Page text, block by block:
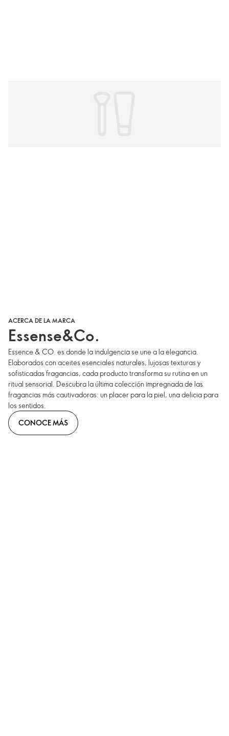
ACERCA DE LA MARCA
Essense&Co.
Essence & CO. es donde la indulgencia se une a la elegancia.
Elaborados con aceites esenciales naturales, lujosas texturas y
sofisticadas fragancias, cada producto transforma su rutina en un
ritual sensorial. Descubra la última colección impregnada de las
fragancias más cautivadoras: un placer para la piel, una delicia para
los sentidos.
CONOCE MÁS